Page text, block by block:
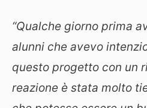
“Qualche giorno prima
alunni che avevo
questo progetto con un
reazione è stata molto